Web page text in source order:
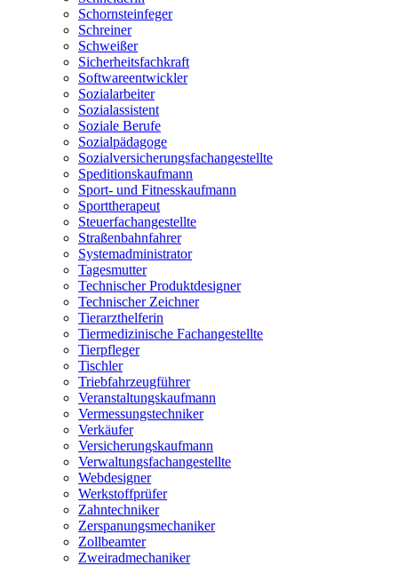
Schornsteinfeger
Schreiner
Schweißer
Sicherheitsfachkraft
Softwareentwickler
Sozialarbeiter
Sozialassistent
Soziale Berufe
Sozialpädagoge
Sozialversicherungsfachangestellte
Speditionskaufmann
Sport- und Fitnesskaufmann
Sporttherapeut
Steuerfachangestellte
Straßenbahnfahrer
Systemadministrator
Tagesmutter
Technischer Produktdesigner
Technischer Zeichner
Tierarzthelferin
Tiermedizinische Fachangestellte
Tierpfleger
Tischler
Triebfahrzeugführer
Veranstaltungskaufmann
Vermessungstechniker
Verkäufer
Versicherungskaufmann
Verwaltungsfachangestellte
Webdesigner
Werkstoffprüfer
Zahntechniker
Zerspanungsmechaniker
Zollbeamter
Zweiradmechaniker